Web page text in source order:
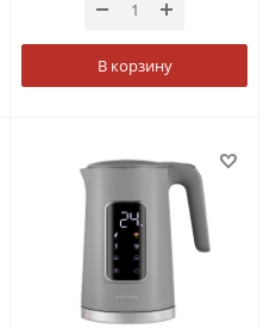
В корзину